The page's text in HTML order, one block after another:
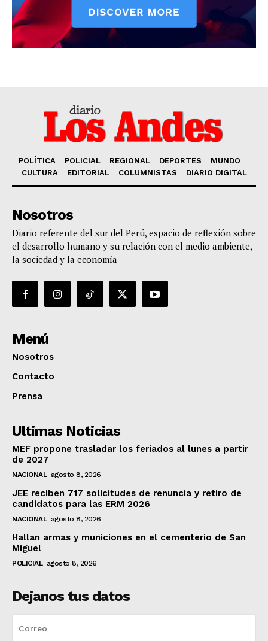
POLÍTICA POLICIAL REGIONAL DEPORTES
MUNDO
CULTURA
EDITORIAL COLUMNISTAS DIARIO DIGITAL
Nosotros
Diario referente del sur del Perú, espacio de reflexión sobre
el desarrollo humano y su relación con el medio ambiente,
la sociedad y la economía
Menú
Nosotros
Contacto
Prensa
Ultimas Noticias
MEF propone trasladar los feriados al lunes a partir
de 2027
NACIONAL agosto 8, 2026
JEE reciben 717 solicitudes de renuncia y retiro de
candidatos para las ERM 2026
NACIONAL agosto 8, 2026
Hallan armas y municiones en el cementerio de San
Miguel
POLICIAL agosto 8, 2026
Dejanos tus datos